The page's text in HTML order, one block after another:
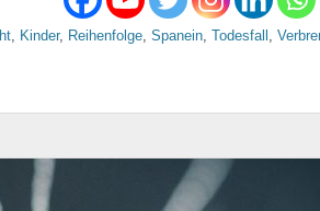
, Kinder, Reihenfolge, Spanein, Todesfall ,